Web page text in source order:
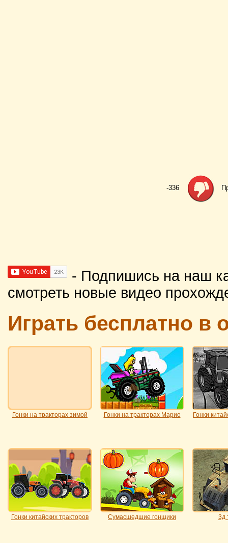
-336
- Подпишись на наш
смотреть новые видео
Играть бесплатно в
Гонки на тракторах зимой Гонки на тракторах Марио Гонки
Гонки китайских тракторов Сумасшедшие гонщики 3д